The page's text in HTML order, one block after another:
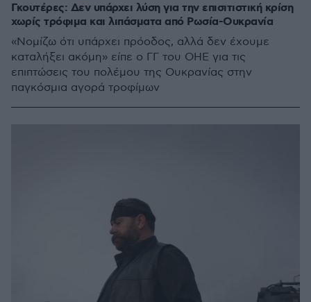
Γκουτέρες: Δεν υπάρχει λύση για την επισιτιστική κρίση
χωρίς τρόφιμα και λιπάσματα από Ρωσία-Ουκρανία
«Νομίζω ότι υπάρχει πρόοδος, αλλά δεν έχουμε
καταλήξει ακόμη» είπε ο ΓΓ του ΟΗΕ για τις
επιπτώσεις του πολέμου της Ουκρανίας στην
παγκόσμια αγορά τροφίμων